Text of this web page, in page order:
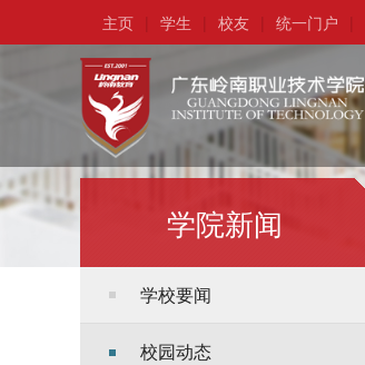
主页 | 学生 | 校友 | 统一门户 |
学院新闻
学校要闻
校园动态